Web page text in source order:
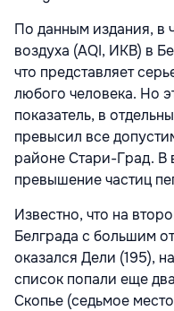
По данным издания, в
воздуха (AQI, ИКВ) в
что представляет
любого человека. Но
показатель, в
превысил все
районе Стари-Град. В
превышение частиц
Известно, что на
Белграда с большим
оказался Дели (195),
список попали еще
Скопье (седьмое